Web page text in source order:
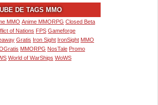
DE TAGS MMO
MMO Anime MMORPG Closed Beta
of Nations FPS Gameforge
Gratis Iron Sight IronSight MMO
MMORPG NosTale Promo
World of WarShips WoWS